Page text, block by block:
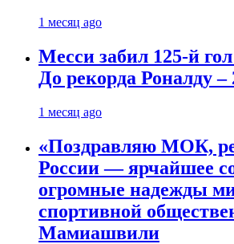
1 месяц ago
Месси забил 125-й
До рекорда Роналду –
1 месяц ago
«Поздравляю МОК,
России — ярчайшее
огромные надежды
спортивной
Мамиашвили